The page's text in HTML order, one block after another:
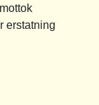
erstatning